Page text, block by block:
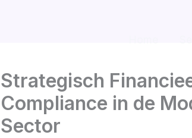
Strategisch
Compliance in de
Sector